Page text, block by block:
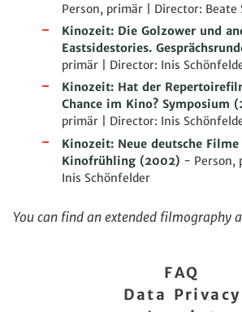
Person, primär | Director: Beate
Kinozeit: Die Golzower und
Eastsidestories.
primär | Director: Inis
Kinozeit: Hat der
Chance im Kino? Symposium
primär | Director: Inis
Kinozeit: Neue deutsche
Kinofrühling (2002) - Person,
Inis Schönfelder
You can find an extended filmography
FAQ
Data Privacy